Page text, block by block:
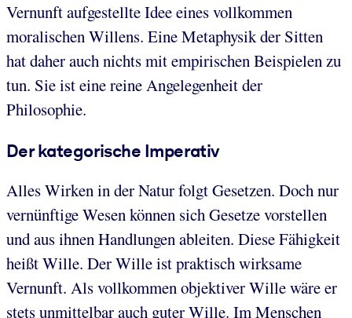
Vernunft aufgestellte Idee eines vollkommen
moralischen Willens. Eine Metaphysik der Sitten
hat daher auch nichts mit empirischen Beispielen zu
tun. Sie ist eine reine Angelegenheit der
Philosophie.
Der kategorische Imperativ
Alles Wirken in der Natur folgt Gesetzen. Doch nur
vernünftige Wesen können sich Gesetze vorstellen
und aus ihnen Handlungen ableiten. Diese Fähigkeit
heißt Wille. Der Wille ist praktisch wirksame
Vernunft. Als vollkommen objektiver Wille wäre er
stets unmittelbar auch guter Wille. Im Menschen